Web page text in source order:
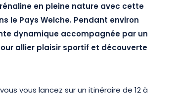
en pleine nature avec cette
le Pays Welche. Pendant environ
dynamique accompagnée par un
allier plaisir sportif et découverte
vous lancez sur un itinéraire de 12 à